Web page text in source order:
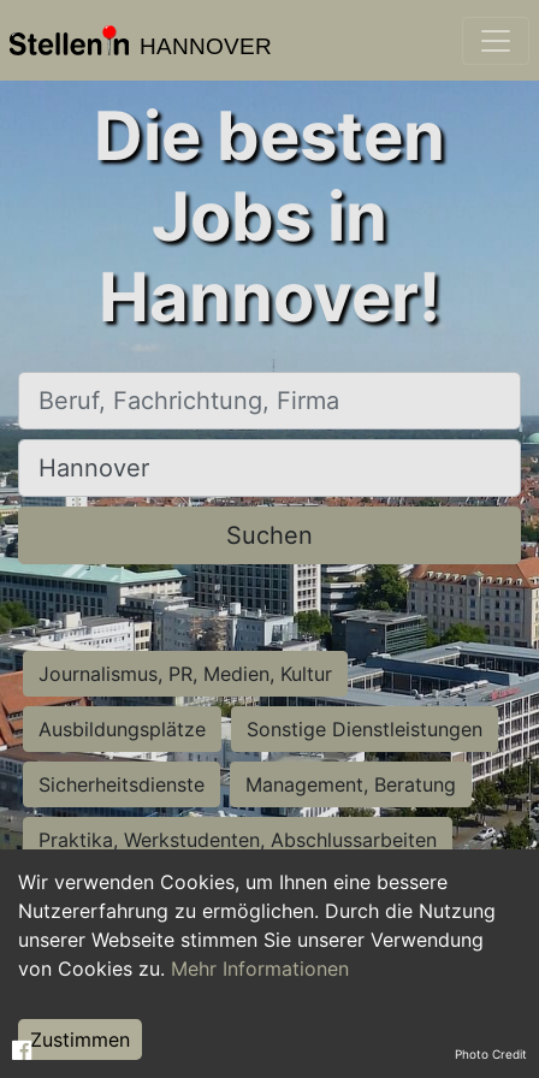
HANNOVER
Wir verwenden Cookies, um Ihnen eine bessere
Nutzererfahrung zu ermöglichen. Durch die Nutzung
unserer Webseite stimmen Sie unserer Verwendung
von Cookies zu. Mehr Informationen
Zustimmen
Die besten
Jobs in
Hannover!
Beruf, Fachrichtung, Firma
Ort, Stadt
Suchen
Journalismus, PR, Medien, Kultur
Ausbildungsplätze Sonstige Dienstleistungen
Sicherheitsdienste Management, Beratung
Praktika, Werkstudenten, Abschlussarbeiten
Personalwesen Assistenz, Sekretariat
Hilfskräfte, Aushilfs- und Nebenjobs
Weiterbildung, Studium, duale Ausbildung Photo Credit